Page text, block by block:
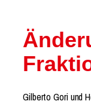
Gilberto Gori und